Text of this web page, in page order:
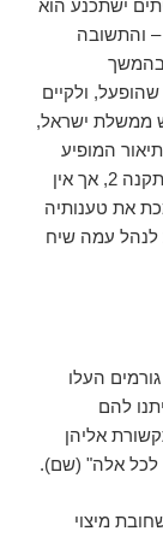
ישתכנע הוא
והתשובה
ולקיים
08 מלכית נ' ראש ממשלת ישראל,
מן התיאור המופיע
בעתירה, מנכ"ל ישראייר "ביקש" לפעול לשינוי תקנה 2, אך אין
את טענותיה
עמה שיח
העלו
להם
אליהן
לכל אלה" (שם).
מיצוי